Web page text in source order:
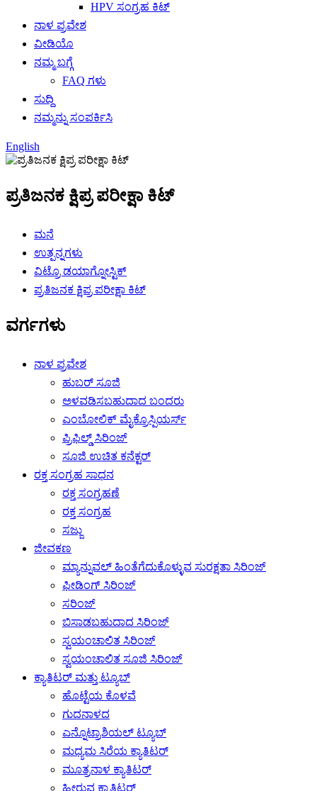
HPV ಸಂಗ್ರಹ ಕಿಟ್
ನಾಳ ಪ್ರವೇಶ
ವೀಡಿಯೊ
ನಮ್ಮ ಬಗ್ಗೆ
FAQ ಗಳು
ಸುದ್ದಿ
ನಮ್ಮನ್ನು ಸಂಪರ್ಕಿಸಿ
English
ಪ್ರತಿಜನಕ ಕ್ಷಿಪ್ರ ಪರೀಕ್ಷಾ ಕಿಟ್
ಮನೆ
ಉತ್ಪನ್ನಗಳು
ವಿಟ್ರೊ ಡಯಾಗ್ನೋಸ್ಟಿಕ್
ಪ್ರತಿಜನಕ ಕ್ಷಿಪ್ರ ಪರೀಕ್ಷಾ ಕಿಟ್
ವರ್ಗಗಳು
ನಾಳ ಪ್ರವೇಶ
ಹುಬರ್ ಸೂಜಿ
ಅಳವಡಿಸಬಹುದಾದ ಬಂದರು
ಎಂಬೋಲಿಕ್ ಮೈಕ್ರೊಸ್ಪಿಯರ್ಸ್
ಪ್ರಿಫಿಲ್ಡ್ ಸಿರಿಂಜ್
ಸೂಜಿ ಉಚಿತ ಕನೆಕ್ಟರ್
ರಕ್ತ ಸಂಗ್ರಹ ಸಾಧನ
ರಕ್ತ ಸಂಗ್ರಹಣೆ
ರಕ್ತ ಸಂಗ್ರಹ
ಸಜ್ಜು
ಜೀವಕಣ
ಮ್ಯಾನ್ನುವಲ್ ಹಿಂತೆಗೆದುಕೊಳ್ಳುವ ಸುರಕ್ಷತಾ ಸಿರಿಂಜ್
ಫೀಡಿಂಗ್ ಸಿರಿಂಜ್
ಸರಿಂಜ್
ಬಿಸಾಡಬಹುದಾದ ಸಿರಿಂಜ್
ಸ್ವಯಂಚಾಲಿತ ಸಿರಿಂಜ್
ಸ್ವಯಂಚಾಲಿತ ಸೂಜಿ ಸಿರಿಂಜ್
ಕ್ಯಾತಿಟರ್ ಮತ್ತು ಟ್ಯೂಬ್
ಹೊಟ್ಟೆಯ ಕೊಳವೆ
ಗುದನಾಳದ
ಎನ್ನೊಟ್ರಾಶಿಯಲ್ ಟ್ಯೂಬ್
ಮಧ್ಯಮ ಸಿರೆಯ ಕ್ಯಾತಿಟರ್
ಮೂತ್ರನಾಳ ಕ್ಯಾತಿಟರ್
ಹೀರುವ ಕ್ಯಾತಿಟರ್